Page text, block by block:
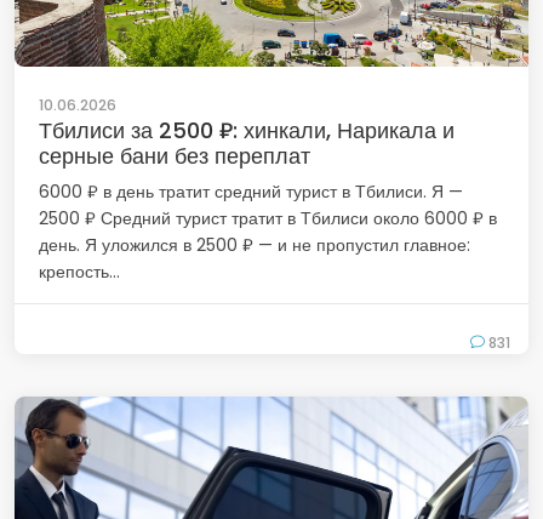
10.06.2026
Тбилиси за 2500 ₽: хинкали, Нарикала и
серные бани без переплат
6000 ₽ в день тратит средний турист в Тбилиси. Я —
2500 ₽ Средний турист тратит в Тбилиси около 6000 ₽ в
день. Я уложился в 2500 ₽ — и не пропустил главное:
крепость...
831